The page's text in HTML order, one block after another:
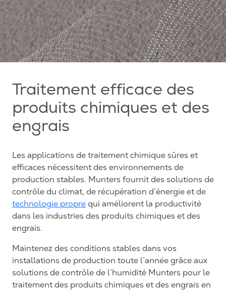
Traitement efficace des
produits chimiques et des
engrais
Les applications de traitement chimique sûres et
efficaces nécessitent des environnements de
production stables. Munters fournit des solutions de
contrôle du climat, de récupération d’énergie et de
technologie propre qui améliorent la productivité
dans les industries des produits chimiques et des
engrais.
Maintenez des conditions stables dans vos
installations de production toute l’année grâce aux
solutions de contrôle de l’humidité Munters pour le
traitement des produits chimiques et des engrais en